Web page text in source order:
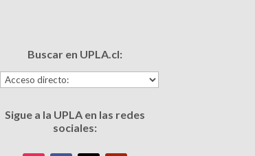
Buscar en UPLA.cl:
Sigue a la UPLA en las redes
sociales: